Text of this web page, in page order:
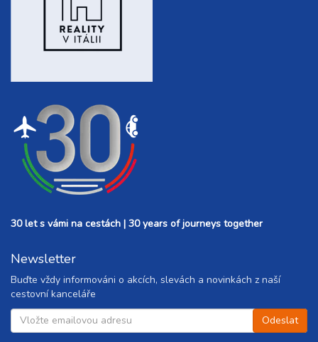
30 let s vámi na cestách | 30 years of journeys together
Newsletter
Buďte vždy informováni o akcích, slevách a novinkách z naší
cestovní kanceláře